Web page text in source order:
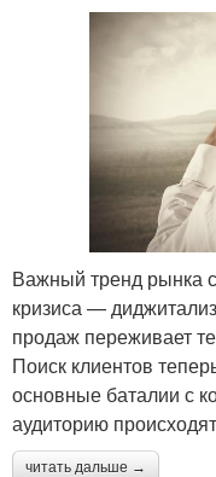
Важный тренд рынка
кризиса —
продаж переживает
Поиск клиентов
основные баталии с
аудиторию
читать дальше →